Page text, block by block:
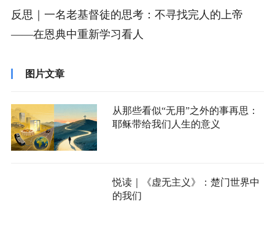
反思｜一名老基督徒的思考：不寻找完人的上帝
——在恩典中重新学习看人
图片文章
从那些看似“无用”之外的事再思：
耶稣带给我们人生的意义
悦读｜《虚无主义》：楚门世界中
的我们